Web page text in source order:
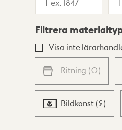
Lista Karta
Filtrera
Visa inte
Ritning (0)
Bildkonst (2)